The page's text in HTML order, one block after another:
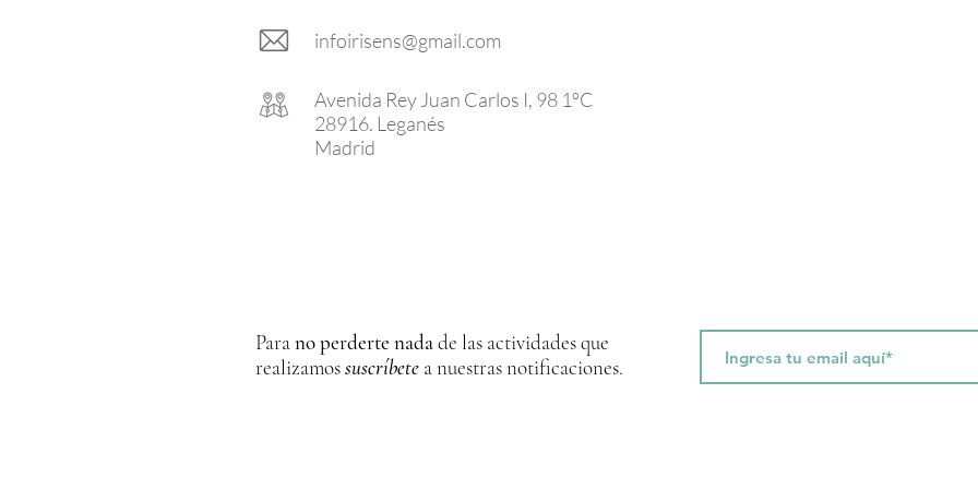
infoirisens@gmail.com
Avenida Rey Juan Carlos I, 98 1ºC
28916. Leganés
Madrid
Parano perderte nadade las actividades que
realizamossuscríbete a nuestras notificaciones.